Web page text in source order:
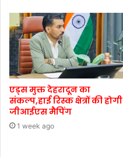
एड्स मुक्त देहरादून का
संकल्प,हाई रिस्क क्षेत्रों की होगी
जीआईएस मैपिंग
1 week ago